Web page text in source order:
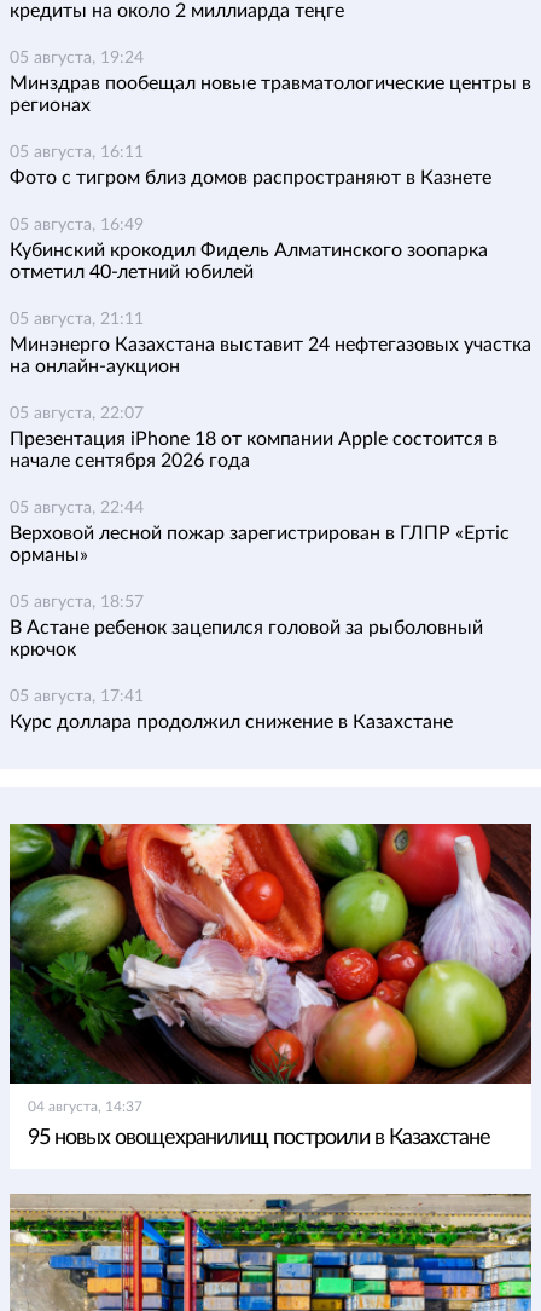
кредиты на около 2 миллиарда теңге
05 августа, 19:24
Минздрав пообещал новые травматологические центры в
регионах
05 августа, 16:11
Фото с тигром близ домов распространяют в Казнете
05 августа, 16:49
Кубинский крокодил Фидель Алматинского зоопарка
отметил 40-летний юбилей
05 августа, 21:11
Минэнерго Казахстана выставит 24 нефтегазовых участка
на онлайн-аукцион
05 августа, 22:07
Презентация iPhone 18 от компании Apple состоится в
начале сентября 2026 года
05 августа, 22:44
Верховой лесной пожар зарегистрирован в ГЛПР «Ертіс
орманы»
05 августа, 18:57
В Астане ребенок зацепился головой за рыболовный
крючок
05 августа, 17:41
Курс доллара продолжил снижение в Казахстане
04 августа, 14:37
95 новых овощехранилищ построили в Казахстане